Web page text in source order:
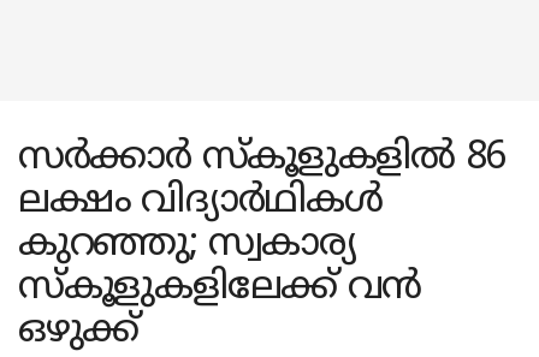
സർക്കാർ സ്കൂളുകളിൽ 86
ലക്ഷം വിദ്യാർഥികൾ
കുറഞ്ഞു; സ്വകാര്യ
സ്കൂളുകളിലേക്ക് വൻ
ഒഴുക്ക്